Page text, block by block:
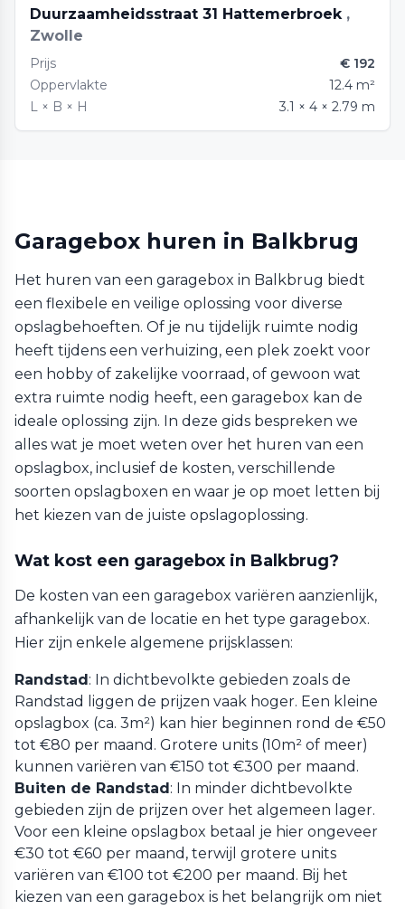
Duurzaamheidsstraat 31 Hattemerbroek ,
Zwolle
Prijs
€ 192
Oppervlakte
12.4 m²
L × B × H
3.1 × 4 × 2.79 m
Garagebox huren in Balkbrug
Het huren van een garagebox in Balkbrug biedt
een flexibele en veilige oplossing voor diverse
opslagbehoeften. Of je nu tijdelijk ruimte nodig
heeft tijdens een verhuizing, een plek zoekt voor
een hobby of zakelijke voorraad, of gewoon wat
extra ruimte nodig heeft, een garagebox kan de
ideale oplossing zijn. In deze gids bespreken we
alles wat je moet weten over het huren van een
opslagbox, inclusief de kosten, verschillende
soorten opslagboxen en waar je op moet letten bij
het kiezen van de juiste opslagoplossing.
Wat kost een garagebox in Balkbrug?
De kosten van een garagebox variëren aanzienlijk,
afhankelijk van de locatie en het type garagebox.
Hier zijn enkele algemene prijsklassen:
Randstad: In dichtbevolkte gebieden zoals de
Randstad liggen de prijzen vaak hoger. Een kleine
opslagbox (ca. 3m²) kan hier beginnen rond de €50
tot €80 per maand. Grotere units (10m² of meer)
kunnen variëren van €150 tot €300 per maand.
Buiten de Randstad: In minder dichtbevolkte
gebieden zijn de prijzen over het algemeen lager.
Voor een kleine opslagbox betaal je hier ongeveer
€30 tot €60 per maand, terwijl grotere units
variëren van €100 tot €200 per maand. Bij het
kiezen van een garagebox is het belangrijk om niet